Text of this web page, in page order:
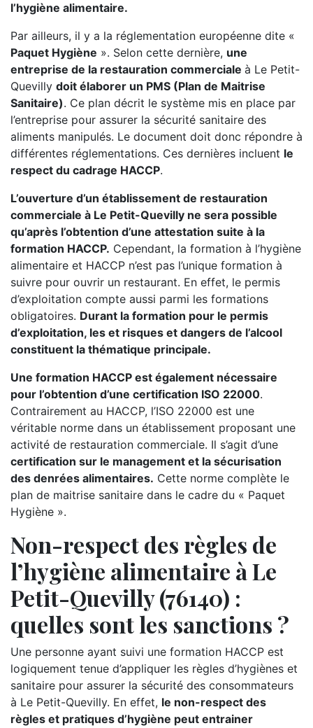
l’hygiène alimentaire.
Par ailleurs, il y a la réglementation européenne dite «
Paquet Hygiène ». Selon cette dernière, une
entreprise de la restauration commerciale à Le Petit-
Quevilly doit élaborer un PMS (Plan de Maitrise
Sanitaire). Ce plan décrit le système mis en place par
l’entreprise pour assurer la sécurité sanitaire des
aliments manipulés. Le document doit donc répondre à
différentes réglementations. Ces dernières incluent le
respect du cadrage HACCP.
L’ouverture d’un établissement de restauration
commerciale à Le Petit-Quevilly ne sera possible
qu’après l’obtention d’une attestation suite à la
formation HACCP. Cependant, la formation à l’hygiène
alimentaire et HACCP n’est pas l’unique formation à
suivre pour ouvrir un restaurant. En effet, le permis
d’exploitation compte aussi parmi les formations
obligatoires. Durant la formation pour le permis
d’exploitation, les et risques et dangers de l’alcool
constituent la thématique principale.
Une formation HACCP est également nécessaire
pour l’obtention d’une certification ISO 22000.
Contrairement au HACCP, l’ISO 22000 est une
véritable norme dans un établissement proposant une
activité de restauration commerciale. Il s’agit d’une
certification sur le management et la sécurisation
des denrées alimentaires. Cette norme complète le
plan de maitrise sanitaire dans le cadre du « Paquet
Hygiène ».
Non-respect des règles de
l’hygiène alimentaire à Le
Petit-Quevilly (76140) :
quelles sont les sanctions ?
Une personne ayant suivi une formation HACCP est
logiquement tenue d’appliquer les règles d’hygiènes et
sanitaire pour assurer la sécurité des consommateurs
à Le Petit-Quevilly. En effet, le non-respect des
règles et pratiques d’hygiène peut entrainer